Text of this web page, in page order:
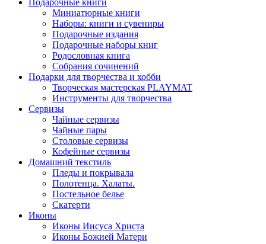
Подарочные книги
Миниатюрные книги
Наборы: книги и сувениры
Подарочные издания
Подарочные наборы книг
Родословная книга
Собрания сочинений
Подарки для творчества и хобби
Творческая мастерская PLAYMAT
Инструменты для творчества
Cервизы
Чайные сервизы
Чайные пары
Столовые сервизы
Кофейные сервизы
Домашний текстиль
Пледы и покрывала
Полотенца. Халаты.
Постельное белье
Скатерти
Иконы
Иконы Иисуса Христа
Иконы Божией Матери